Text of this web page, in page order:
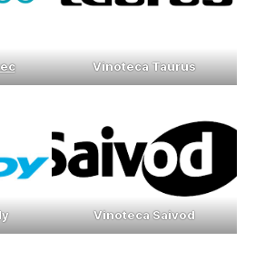
Vinoteca Taurus
Vinoteca Saivod